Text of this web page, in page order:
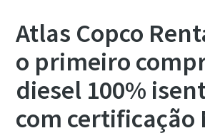
Atlas Copco
o primeiro
diesel 100%
com certificação